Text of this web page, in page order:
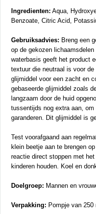
Ingredienten: Aqua,
Benzoate, Citric Acid,
Gebruiksadvies: Breng een
op de gekozen
waterbasis geeft het product
textuur die neutraal is voor
glijmiddel voor een zacht en
gebaseerde glijmiddel zoals
langzaam door de huid
tussentijds nog extra aan,
garanderen. Dit glijmiddel is
Test voorafgaand aan
klein beetje aan te brengen
reactie direct stoppen met
kinderen houden. Koel en
Doelgroep: Mannen en
Verpakking: Pompje van 250